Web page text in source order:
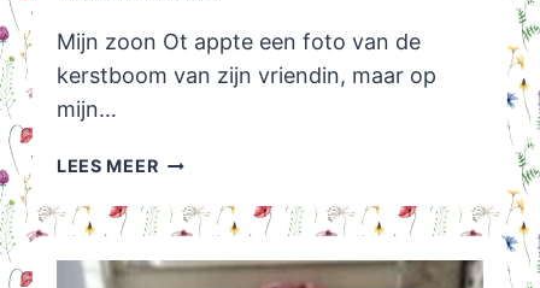
Mijn zoon Ot appte een foto van de
kerstboom van zijn vriendin, maar op
mijn…
LEES MEERDOEMGEDACHTEN:
JE
HET